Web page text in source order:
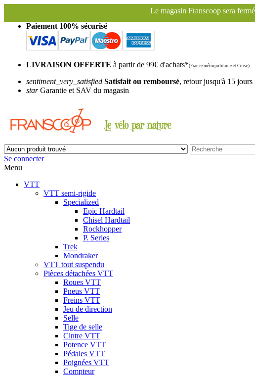
Le magasin Franscoop sera fermé à partir du samedi 1er août
Paiement 100% sécurisé
LIVRAISON OFFERTE à partir de 99€ d'achats*(France métropolitaine et Corse)
sentiment_very_satisfied Satisfait ou remboursé, retour jusqu'à 15 jours
starGarantie et SAV du magasin
Se connecter
Menu
VTT
VTT semi-rigide
Specialized
Epic Hardtail
Chisel Hardtail
Rockhopper
P. Series
Trek
Mondraker
VTT tout suspendu
Pièces détachées VTT
Roues VTT
Pneus VTT
Freins VTT
Jeu de direction
Selle
Tige de selle
Cintre VTT
Potence VTT
Pédales VTT
Poignées VTT
Compteur